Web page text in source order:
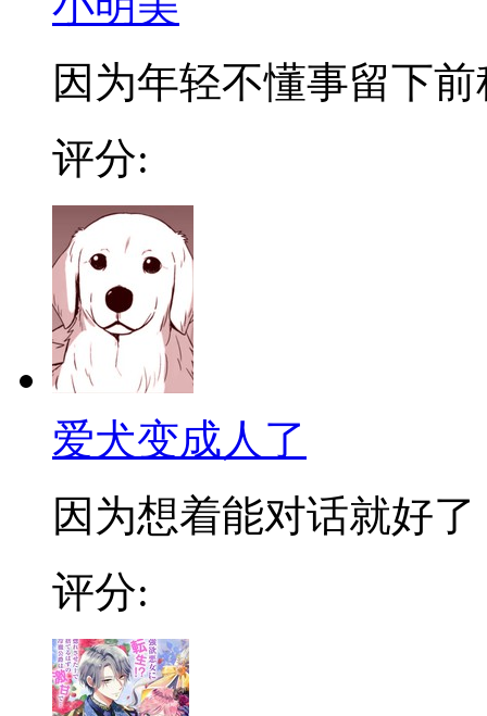
因为年轻不懂事留下
评分:
爱犬变成人了
因为想着能对话就好
评分: